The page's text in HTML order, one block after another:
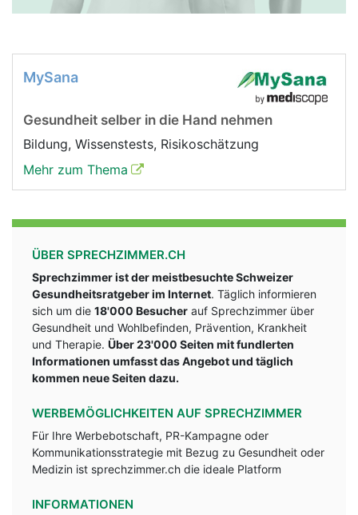
MySana
Gesundheit selber in die Hand nehmen
Bildung, Wissenstests, Risikoschätzung
Mehr zum Thema
ÜBER SPRECHZIMMER.CH
Sprechzimmer ist der meistbesuchte Schweizer
Gesundheitsratgeber im Internet. Täglich informieren
sich um die 18'000 Besucher auf Sprechzimmer über
Gesundheit und Wohlbefinden, Prävention, Krankheit
und Therapie. Über 23'000 Seiten mit fundlerten
Informationen umfasst das Angebot und täglich
kommen neue Seiten dazu.
WERBEMÖGLICHKEITEN AUF SPRECHZIMMER
Für Ihre Werbebotschaft, PR-Kampagne oder
Kommunikationsstrategie mit Bezug zu Gesundheit oder
Medizin ist sprechzimmer.ch die ideale Platform
INFORMATIONEN